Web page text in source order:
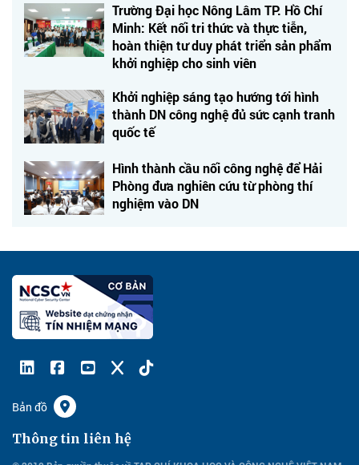
Trường Đại học Nông Lâm TP. Hồ Chí
Minh: Kết nối tri thức và thực tiễn,
hoàn thiện tư duy phát triển sản phẩm
khởi nghiệp cho sinh viên
Khởi nghiệp sáng tạo hướng tới hình
thành DN công nghệ đủ sức cạnh tranh
quốc tế
Hình thành cầu nối công nghệ để Hải
Phòng đưa nghiên cứu từ phòng thí
nghiệm vào DN
Bản đồ
Thông tin liên hệ